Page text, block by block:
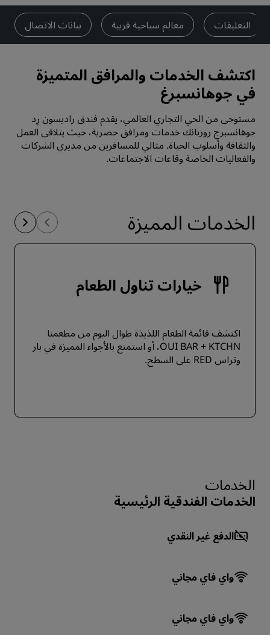
التعليقات معالم سياحية قريبة بيانات الاتصال
اكتشف الخدمات والمرافق المتميزة
في جوهانسبرغ
مستوحى من الحي التجاري العالمي، يقدم فندق راديسون رِد
جوهانسبرج روزبانك خدمات ومرافق حصرية، حيث يتلاقى العمل
والثقافة وأسلوب الحياة. مثالي للمسافرين من مديري الشركات
والفعاليات الخاصة وقاعات الاجتماعات.
الخدمات المميزة
خيارات تناول الطعام
اكتشف قائمة الطعام اللذيذة طوال اليوم من مطعمنا
OUI BAR + KTCHN، أو استمتع بالأجواء المميزة في بار
وتراس RED على السطح.
الخدمات
الخدمات الفندقية الرئيسية
الدفع غير النقدي
واي فاي مجاني
واي فاي مجاني